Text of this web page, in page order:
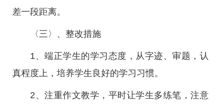
差一段距离。
〈三〉、整改措施
1、端正学生的学习态度，从字迹、审题，认
真程度上，培养学生良好的学习习惯。
2、注重作文教学，平时让学生多练笔，注意